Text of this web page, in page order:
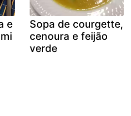
e
Sopa de courgette,
cenoura e feijão
verde